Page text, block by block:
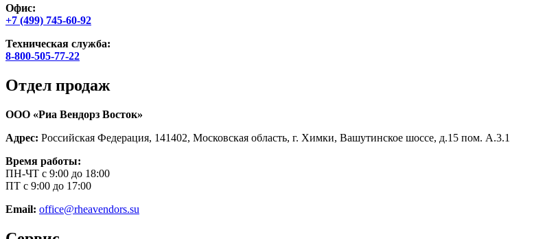
Офис:
+7 (499) 745-60-92
Техническая служба:
8-800-505-77-22
Отдел продаж
ООО «Риа Вендорз Восток»
Адрес: Российская Федерация, 141402, Московская область, г. Химки, Вашутинское шоссе, д.15 пом. А.3.1
Время работы:
ПН-ЧТ с 9:00 до 18:00
ПТ с 9:00 до 17:00
Email: office@rheavendors.su